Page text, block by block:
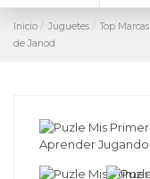
Inicio Juguetes Top Marcas
de Janod